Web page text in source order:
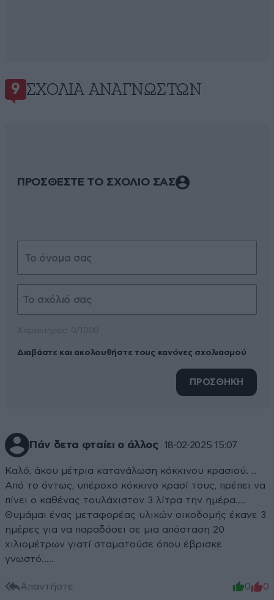
9 ΣΧΌΛΙΑ ΑΝΑΓΝΩΣΤΏΝ
ΠΡΟΣΘΕΣΤΕ ΤΟ ΣΧΟΛΙΟ ΣΑΣ
Διαβάστε και ακολουθήστε τους κανόνες σχολιασμού
ΠΡΟΣΘΗΚΗ
Πάν δετα φταίει ο άλλος 18·02·2025 15:07
Καλό, άκου μέτρια κατανάλωση κόκκινου κρασιού. ..
Από το όντως, υπέροχο κόκκινο κρασί τους, πρέπει να
πίνει ο καθένας τουλάχιστον 3 λίτρα την ημέρα....
Θυμάμαι ένας μεταφορέας υλικών οικοδομής έκανε 3
ημέρες για να παραδόσει σε μια απόσταση 20
χιλιομέτρων γιατί σταματούσε όπου έβρισκε
γνωστό.....
Απαντήστε 0 0